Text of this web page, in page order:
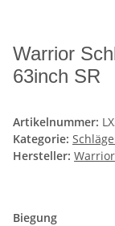
Warrior
63inch SR
Artikelnummer:
Kategorie:
Hersteller: Warrior
Biegung